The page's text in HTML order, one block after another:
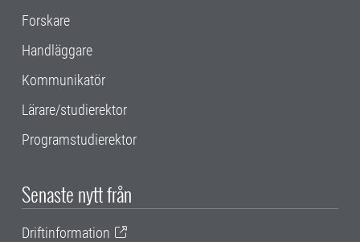
Forskare
Handläggare
Kommunikatör
Lärare/studierektor
Programstudierektor
Senaste nytt från
Driftinformation